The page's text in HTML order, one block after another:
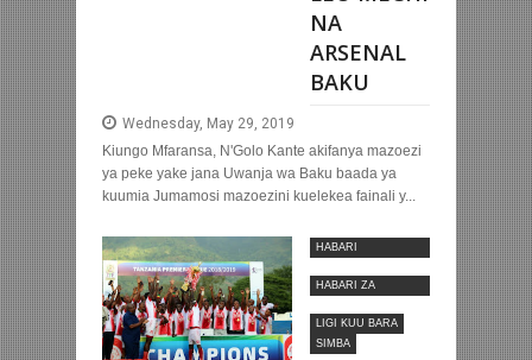
NA
ARSENAL
BAKU
Wednesday, May 29, 2019
Kiungo Mfaransa, N'Golo Kante akifanya mazoezi
ya peke yake jana Uwanja wa Baku baada ya
kuumia Jumamosi mazoezini kuelekea fainali y...
HABARI
HABARI ZA
LIGI KUU BARA
SIMBA